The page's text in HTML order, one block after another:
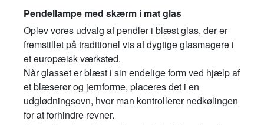
Pendellampe med skærm i mat glas
Oplev vores udvalg af pendler i blæst glas, der er
fremstillet på traditionel vis af dygtige glasmagere i
et europæisk værksted.
Når glasset er blæst i sin endelige form ved hjælp af
et blæserør og jernforme, placeres det i en
udglødningsovn, hvor man kontrollerer nedkølingen
for at forhindre revner.